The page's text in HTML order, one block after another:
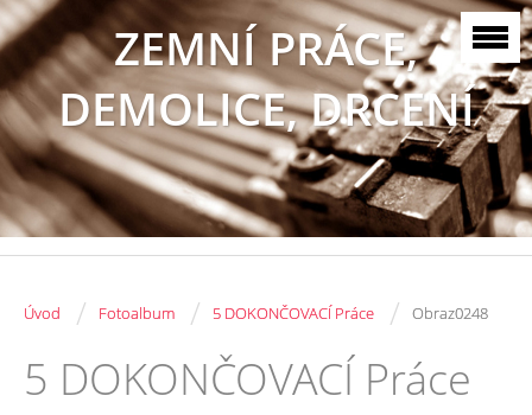
ZEMNÍ PRÁCE,
DEMOLICE, DRCENÍ
Úvod / Fotoalbum / 5 DOKONČOVACÍ Práce / Obraz0248
5 DOKONČOVACÍ Práce